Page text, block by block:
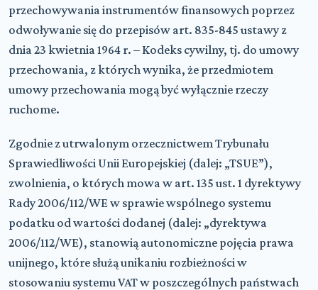
przechowywania instrumentów finansowych poprzez
odwoływanie się do przepisów art. 835-845 ustawy z
dnia 23 kwietnia 1964 r. – Kodeks cywilny, tj. do umowy
przechowania, z których wynika, że przedmiotem
umowy przechowania mogą być wyłącznie rzeczy
ruchome.
Zgodnie z utrwalonym orzecznictwem Trybunału
Sprawiedliwości Unii Europejskiej (dalej: „TSUE”),
zwolnienia, o których mowa w art. 135 ust. 1 dyrektywy
Rady 2006/112/WE w sprawie wspólnego systemu
podatku od wartości dodanej (dalej: „dyrektywa
2006/112/WE), stanowią autonomiczne pojęcia prawa
unijnego, które służą unikaniu rozbieżności w
stosowaniu systemu VAT w poszczególnych państwach